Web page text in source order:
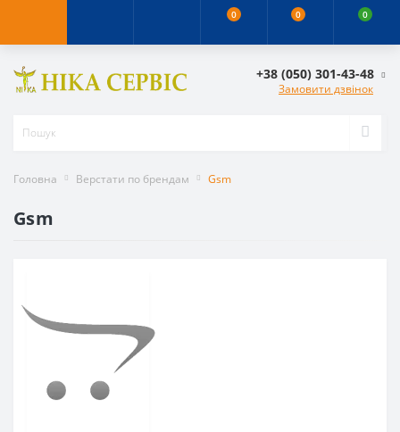
0 0 0
+38 (050) 301-43-48
Замовити дзвінок
Головна Верстати по брендам Gsm
Gsm